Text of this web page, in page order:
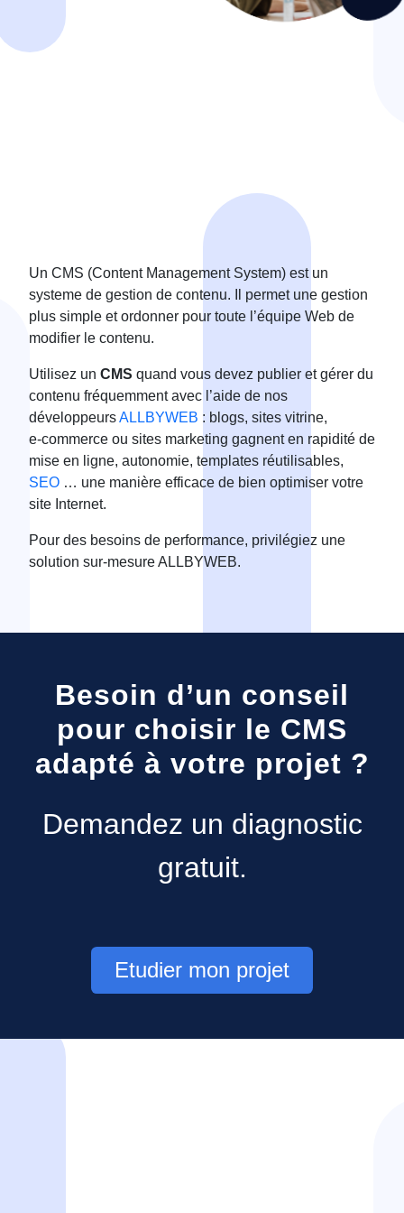
Un CMS (Content Management System) est un
systeme de gestion de contenu. Il permet une gestion
plus simple et ordonner pour toute l’équipe Web de
modifier le contenu.
Utilisez un CMS quand vous devez publier et gérer du
contenu fréquemment avec l’aide de nos
développeursALLBYWEB : blogs, sites vitrine,
e‑commerce ou sites marketing gagnent en rapidité de
mise en ligne, autonomie, templates réutilisables,
SEO … une manière efficace de bien optimiser votre
site Internet.
Pour des besoins de performance, privilégiez une
solution sur‑mesure ALLBYWEB.
Besoin d’un conseil
pour choisir le CMS
adapté à votre projet ?
Demandez un diagnostic
gratuit.
Etudier mon projet